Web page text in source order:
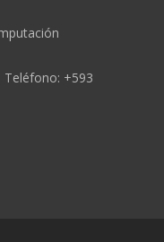
Teléfono: +593